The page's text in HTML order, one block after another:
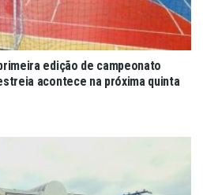
edição de campeonato
acontece na próxima quinta